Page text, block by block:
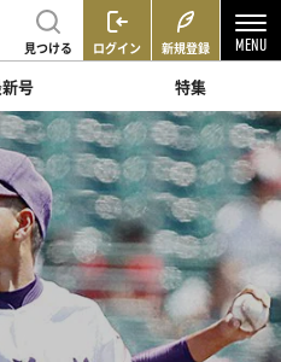
見つける ログイン 新規登録
号 特集